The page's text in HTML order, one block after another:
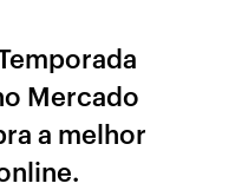
Mercado
a melhor